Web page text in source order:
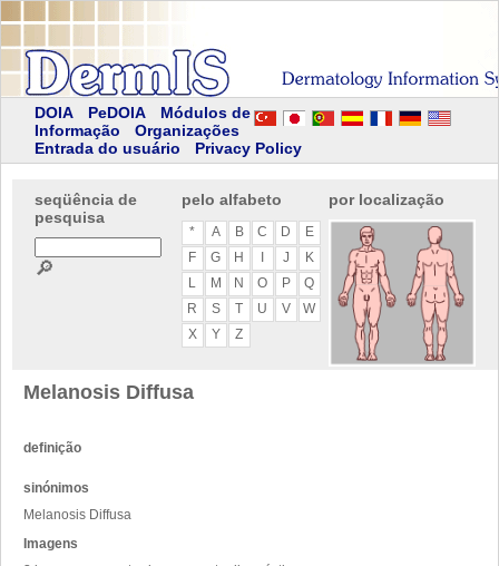
DOIA PeDOIA
Módulos de
Informação
Organizações
Entrada do usuário
Privacy Policy
seqüência de
pesquisa
🔎
pelo alfabeto
* A B C D
E
F
G H J
K
L
M N O P
Q
R
S T U V
W
X
Y Z
por localização
Melanosis Diffusa
definição
sinónimos
Melanosis Diffusa
Imagens